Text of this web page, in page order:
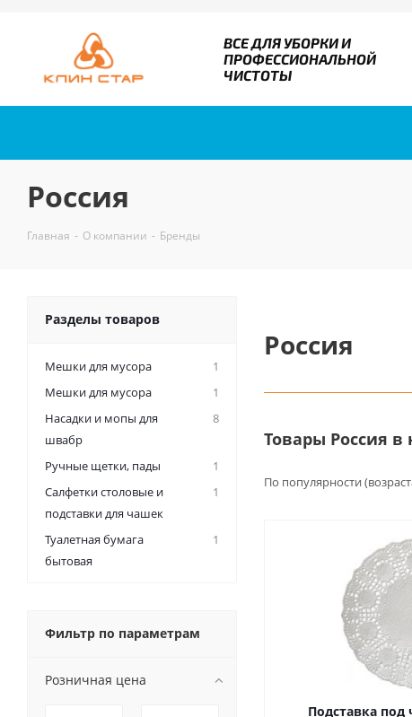
ВСЕ ДЛЯ УБОРКИ И
ПРОФЕССИОНАЛЬНОЙ
ЧИСТОТЫ
Россия
Главная - О компании - Бренды
Россия
Товары Россия
По популярности
Подставка
Разделы товаров
Мешки для мусора
1
Мешки для мусора
1
Насадки и мопы для
швабр
8
Ручные щетки, пады
1
Салфетки столовые и
подставки для чашек
1
Туалетная бумага
бытовая
1
Фильтр по параметрам
Розничная цена